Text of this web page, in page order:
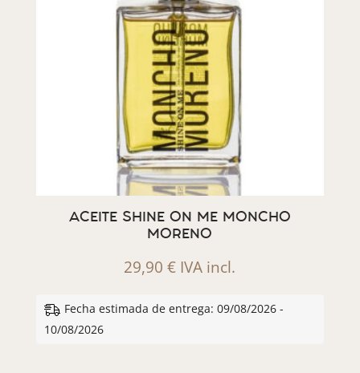
ACEITE SHINE ON ME MONCHO
MORENO
29,90€ IVA incl.
Fecha estimada de entrega: 09/08/2026 -
10/08/2026